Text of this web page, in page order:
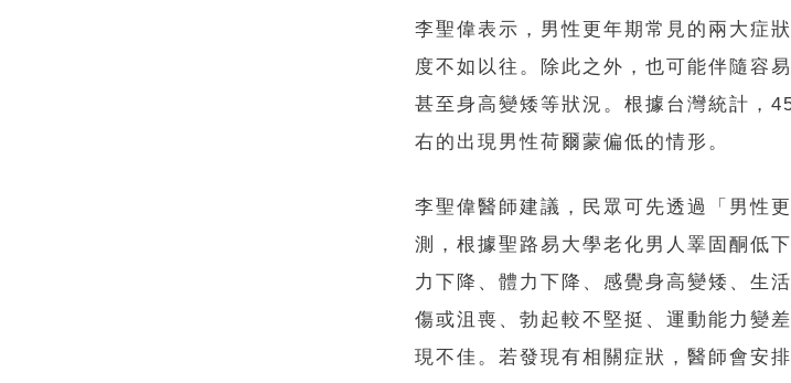
李聖偉表示，男性更年期常見的兩大症
度不如以往。除此之外，也可能伴隨容
甚至身高變矮等狀況。根據台灣統計，
右的出現男性荷爾蒙偏低的情形。
李聖偉醫師建議，民眾可先透過「男性
測，根據聖路易大學老化男人睪固酮低
力下降、體力下降、感覺身高變矮、生
傷或沮喪、勃起較不堅挺、運動能力變
現不佳。若發現有相關症狀，醫師會安